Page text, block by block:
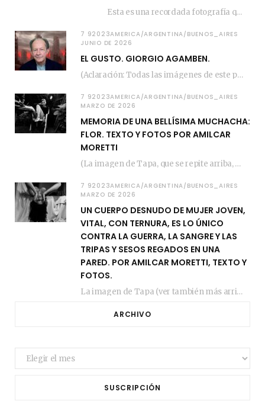
Esta es una recordada fotografía que registré…
7 92023AMERICA/ARGENTINA/BUENOS_AIRES
JUNIO DE 2026
EL GUSTO. GIORGIO AGAMBEN.
(Aclaración: Todas las imágenes de este posteo fueron tomadas de Bloghemia.com, y todos los…
7 92023AMERICA/ARGENTINA/BUENOS_AIRES
MARZO DE 2026
MEMORIA DE UNA BELLÍSIMA MUCHACHA:
FLOR. TEXTO Y FOTOS POR AMILCAR
MORETTI
(La imagen de Tapa, que se repite arriba, fue compuesta por Amilcar Moretti el viernes…
7 92023AMERICA/ARGENTINA/BUENOS_AIRES
MARZO DE 2026
UN CUERPO DESNUDO DE MUJER JOVEN,
VITAL, CON TERNURA, ES LO ÚNICO
CONTRA LA GUERRA, LA SANGRE Y LAS
TRIPAS Y SESOS REGADOS EN UNA
PARED. POR AMILCAR MORETTI, TEXTO Y
FOTOS.
La imagen de Tapa (ver también más arriba) fue compuesta en estos días de febrero…
ARCHIVO
Archivo
SUSCRIPCIÓN